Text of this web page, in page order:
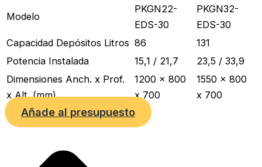
Modelo
PKGN22-
EDS-30
PKGN32-
EDS-30
Capacidad Depósitos Litros 86
131
Potencia Instalada
15,1 / 21,7
23,5 / 33,9
Dimensiones Anch. x Prof.
x Alt. (mm)
1200 x 800
x 700
1550 x 800
x 700
Añade al presupuesto